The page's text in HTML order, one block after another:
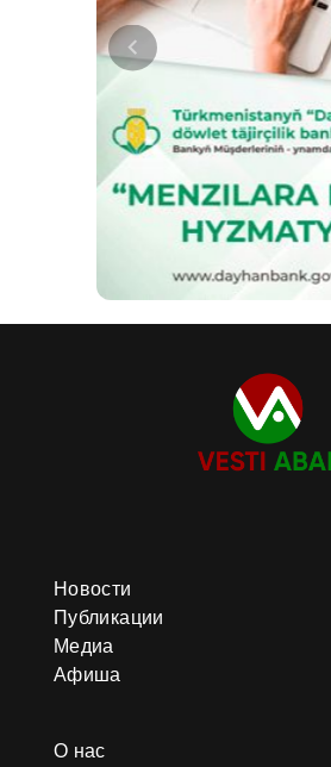
Новости
Публикации
Медиа
Афиша
О нас